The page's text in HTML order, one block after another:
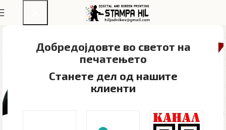
Добредојдовте во светот на
печатењето​
Станете дел од нашите
клиенти